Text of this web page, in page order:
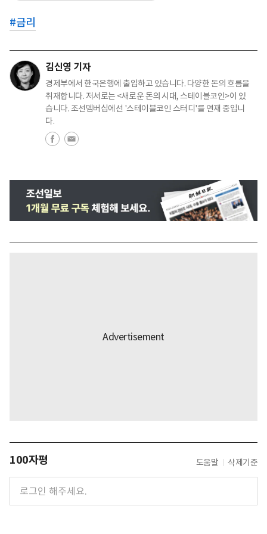
#금리
김신영 기자
경제부에서 한국은행에 출입하고 있습니다. 다양한 돈의 흐름을
취재합니다. 저서로는 <새로운 돈의 시대, 스테이블코인>이 있
습니다. 조선멤버십에선 '스테이블코인 스터디'를 연재 중입니
다.
100자평 도움말 삭제기준